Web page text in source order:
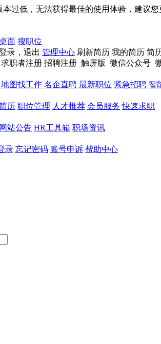
过低，无法获得最佳的使用体验，建议
面 搜职位
录， 退出 管理中心 刷新简历 我的简历 简
求职者注册 招聘注册 触屏版 微信公众号
地图找工作 名企直聘 最新职位 紧急招聘 智
历 职位管理 人才推荐 会员服务 快速求职
网站公告 HR工具箱 职场资讯
录 忘记密码 账号申诉 帮助中心